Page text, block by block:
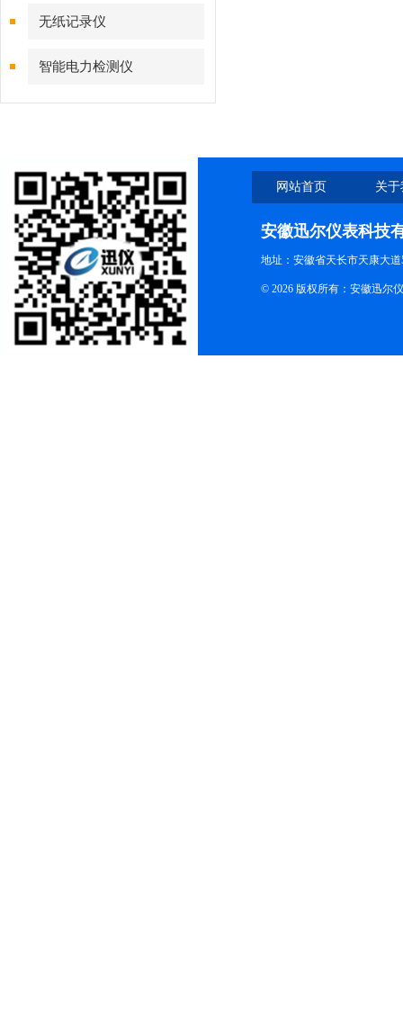
无纸记录仪
智能电力检测仪
网站首页 关
安徽迅尔仪表科技
地址：安徽省天长市天康大道
© 2026 版权所有：安徽迅尔